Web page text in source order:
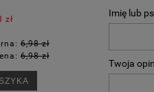
zł
6,98 zł
6,98 zł
Imię lub
Twoja